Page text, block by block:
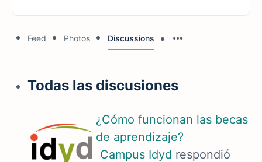
Feed Photos Discussions
Todas las discusiones
¿Cómo funcionan las becas
de aprendizaje?
Campus Idyd respondió